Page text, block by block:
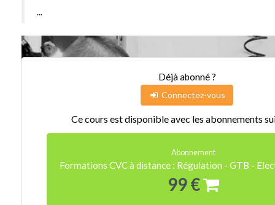
...
Déjà abonné ?
Connectez-vous
Ce cours est disponible avec les abonnements
Abonnement
Formations CVC à distance : Régulation - GTB -
99 €